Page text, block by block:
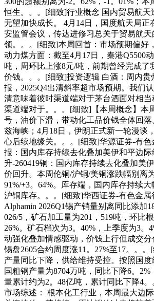
恒生。。。[细致]行业概念 国内贸易航天
无望加快成长。 4月14日，国度航天局正
安监管会议，传达进修习总关于贸易航
领。。。[细致]本周回首：市场预期偏好
动力煤方面：截至4月17日，秦港Q5500
吨，周环比上涨8元/吨，前期曾经完成了
价钱。。。[细致]投资逻辑 白酒：周内贵
报，2025Q4出清斜率超市场预期。我们
清意味着彼时渠道端对于茅台酒面对相当
渠道端对于。。。[细致]【本周概念】本
号，油价下滑，带动化工品价钱全体回
兹海峡；4月18日，伊朗正式新一轮漫谈
心后续地缘关。。。[细致]华源证券-有色
报：国内库存持续去化叠加美伊和平边际
升-260419铜：国内库存持续去化叠加美
价回升。本周伦铜/沪铜/美铜涨跌幅别离为
91%/+3。64%。库存端，国内库存持续
沪铜库存。。。[细致]华西证券-有色金属
Alphamin 2026Q1锡产销量别离同比添加
026/5，矿石加工量为201，519吨，环比
26%。矿石档次为3。40%，上季度为3。
动强化叠加情感驱动，价钱上行但成交
锡盘2605合约周度涨11。27%至17。。
产量同比下降，供给维持受控。按照国
国粗钢产量为8704万吨，同比下降6。2%
量累计约为2。48亿吨，累计同比下降4
市场综述： 根本化工行业，本周最大边